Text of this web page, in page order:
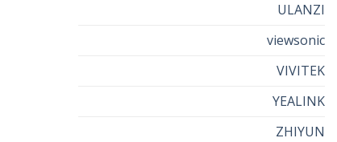
ULANZI
viewsonic
VIVITEK
YEALINK
ZHIYUN